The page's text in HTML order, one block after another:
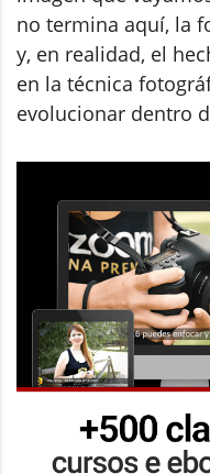
no termina aquí, la
y, en realidad, el
en la técnica
evolucionar dentro